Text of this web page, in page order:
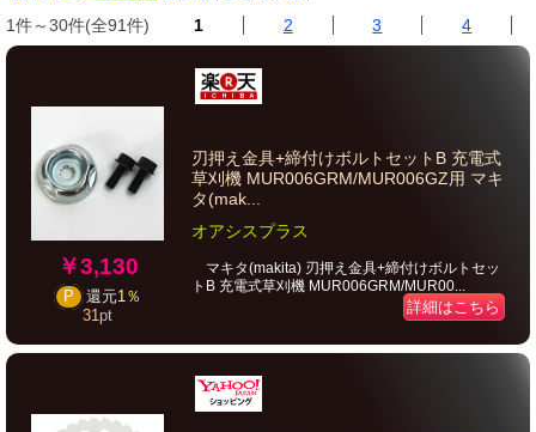
1件～30件(全91件) 1 2 3 4
￥3,130
P 還元1％
31 pt
刃押え金具+締付けボルトセットB 充電式
草刈機 MUR006GRM/MUR006GZ用 マキ
タ(mak...
オアシスプラス
マキタ(makita) 刃押え金具+締付けボルトセッ
トB 充電式草刈機 MUR006GRM/MUR00...
詳細はこちら